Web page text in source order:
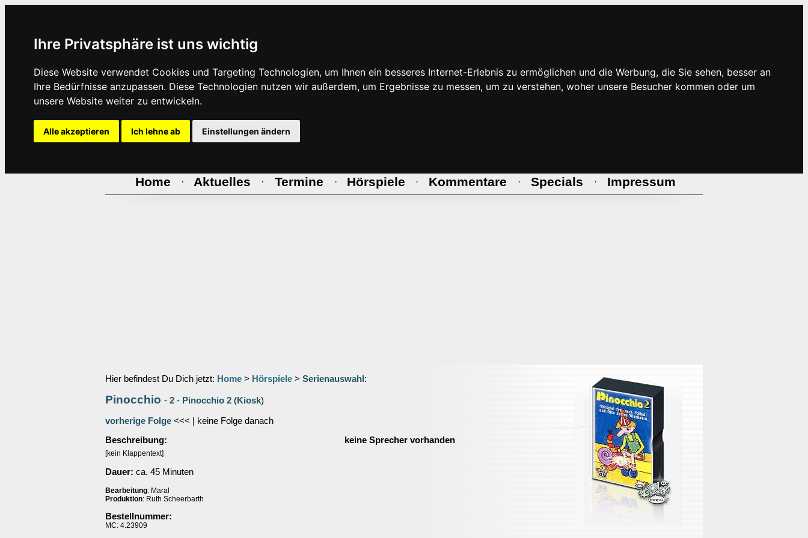
Ihre Privatsphäre ist uns wichtig
Diese Website verwendet Cookies und Targeting Technologien, um Ihnen ein besseres Internet-Erlebnis zu ermöglichen und die Werbung, die Sie sehen, besser an
Ihre Bedürfnisse anzupassen. Diese Technologien nutzen wir außerdem, um Ergebnisse zu messen, um zu verstehen, woher unsere Besucher kommen oder um
unsere Website weiter zu entwickeln.
Alle akzeptieren Ich lehne ab Einstellungen ändern
Home · Aktuelles · Termine · Hörspiele · Kommentare · Specials · Impressum
Hier befindest Du Dich jetzt: Home > Hörspiele > Serienauswahl :
Pinocchio - 2 - Pinocchio 2 (Kiosk)
vorherige Folge <<< | keine Folge danach
Beschreibung:
[kein Klappentext]
Dauer: ca. 45 Minuten
Bearbeitung: Maral
Produktion: Ruth Scheerbarth
Bestellnummer:
MC: 4.23909
keine Sprecher vorhanden